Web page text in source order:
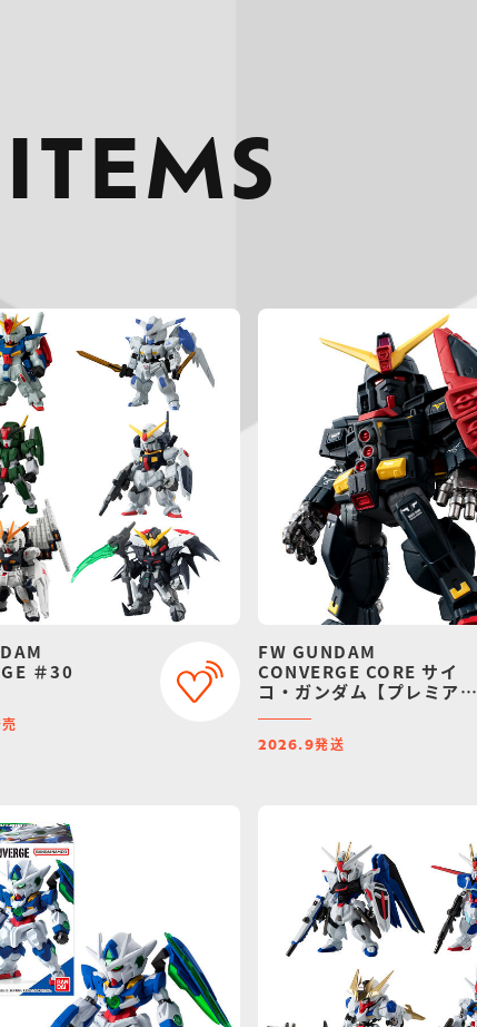
＃30
FW GUNDAM
CONVERGE CORE サイ
コ・ガンダム【プレミアム
2026.9発送